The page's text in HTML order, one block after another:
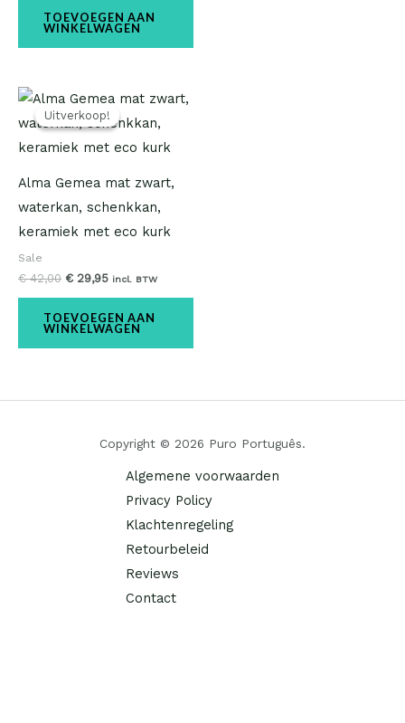
TOEVOEGEN AAN
WINKELWAGEN
Uitverkoop!
Uitverkoop!
Alma Gemea mat zwart,
waterkan, schenkkan,
keramiek met eco kurk
Sale
€42,00
Oorspronkelijke
prijs
was:
€ 42,00.
€29,95
Huidige
prijs
is:
€ 29,95.
incl. BTW
TOEVOEGEN AAN
WINKELWAGEN
Copyright © 2026 Puro Português.
Algemene voorwaarden
Privacy Policy
Klachtenregeling
Retourbeleid
Reviews
Contact